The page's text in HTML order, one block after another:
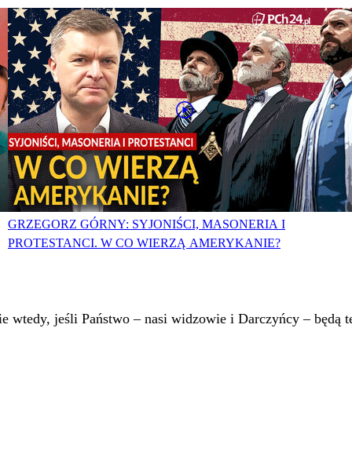
GRZEGORZ GÓRNY: SYJONIŚCI, MASONERIA I
PROTESTANCI. W CO WIERZĄ AMERYKANIE?
wtedy, jeśli Państwo – nasi widzowie i Darczyńcy – będą